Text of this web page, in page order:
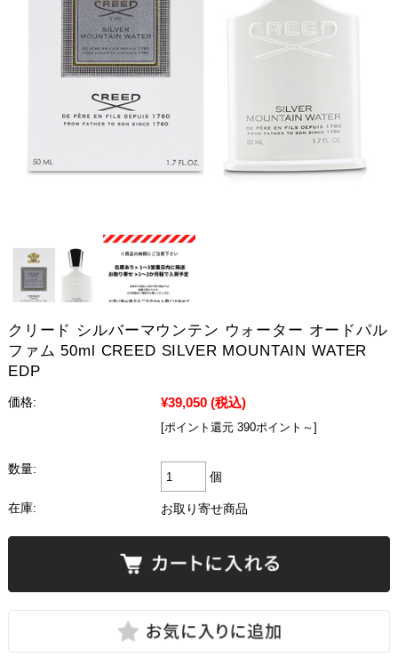
クリード シルバーマウンテン ウォーター オードパル
ファム 50ml CREED SILVER MOUNTAIN WATER
EDP
価格: ¥39,050 (税込)
[ポイント還元 390ポイント～]
数量:
個
在庫: お取り寄せ商品